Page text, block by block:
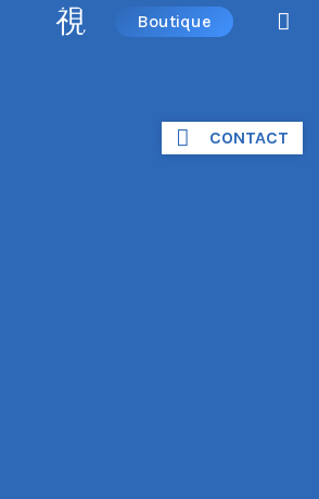
Boutique
CONTACT